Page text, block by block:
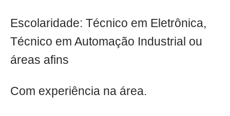
Escolaridade: Técnico em Eletrônica,
Técnico em Automação Industrial ou
áreas afins
Com experiência na área.